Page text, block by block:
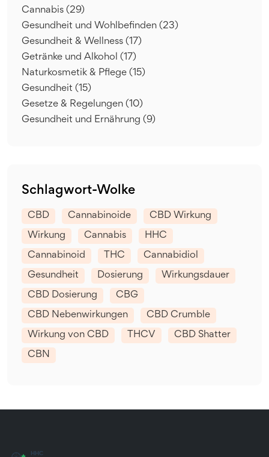
Cannabis (29)
Gesundheit und Wohlbefinden (23)
Gesundheit & Wellness (17)
Getränke und Alkohol (17)
Naturkosmetik & Pflege (15)
Gesundheit (15)
Gesetze & Regelungen (10)
Gesundheit und Ernährung (9)
Schlagwort-Wolke
CBD Cannabinoide CBD Wirkung
Wirkung Cannabis HHC
Cannabinoid THC Cannabidiol
Gesundheit Dosierung Wirkungsdauer
CBD Dosierung CBG
CBD Nebenwirkungen CBD Crumble
Wirkung von CBD THCV CBD Shatter
CBN